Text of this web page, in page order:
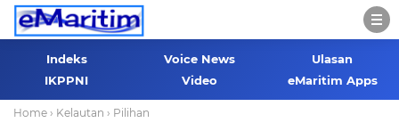
Indeks Voice News
Ulasan
IKPPNI
Video eMaritim Apps
Home › Kelautan › Pilihan